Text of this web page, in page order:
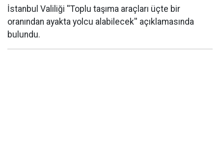
İstanbul Valiliği ''Toplu taşıma araçları üçte bir
oranından ayakta yolcu alabilecek'' açıklamasında
bulundu.